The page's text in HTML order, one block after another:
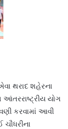
થરાદ શહેરના
યોગ
કરવામાં આવી